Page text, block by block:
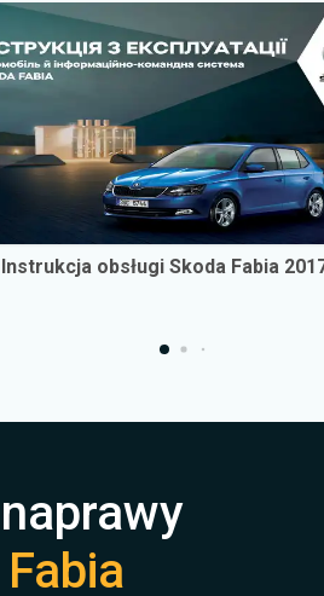
Instrukcja obsługi Skoda Fabia